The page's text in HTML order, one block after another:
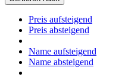
Preis aufsteigend
Preis absteigend
Name aufsteigend
Name absteigend